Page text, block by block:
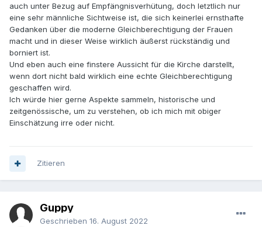
auch unter Bezug auf Empfängnisverhütung, doch letztlich nur
eine sehr männliche Sichtweise ist, die sich keinerlei ernsthafte
Gedanken über die moderne Gleichberechtigung der Frauen
macht und in dieser Weise wirklich äußerst rückständig und
borniert ist.
Und eben auch eine finstere Aussicht für die Kirche darstellt,
wenn dort nicht bald wirklich eine echte Gleichberechtigung
geschaffen wird.
Ich würde hier gerne Aspekte sammeln, historische und
zeitgenössische, um zu verstehen, ob ich mich mit obiger
Einschätzung irre oder nicht.
Zitieren
Guppy
Geschrieben 16. August 2022